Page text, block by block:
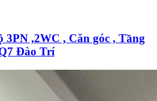
3PN ,2WC , Căn góc , Tầng
Đào Trí